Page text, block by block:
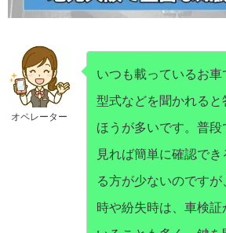
オペレーター
いつも載っているお
型式などを聞かれる
ほうが多いです。普
見れば簡単に確認で
る方が少ないのです
時や紛失時は、車検証